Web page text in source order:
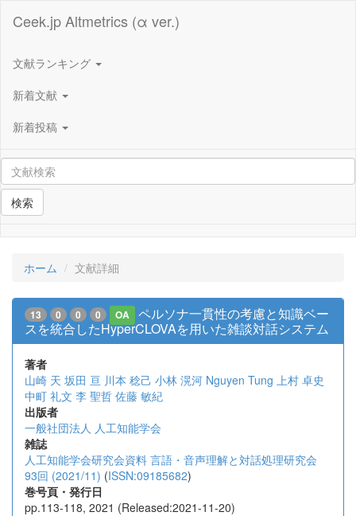
Ceek.jp Altmetrics (α ver.)
文献ランキング
新着文献
新着投稿
検索
ホーム 文献詳細
13 0 0 0 OA
ペルソナ一貫性の考慮と知識ベー
スを統合したHyperCLOVAを用いた雑談対話システム
著者
山崎 天 坂田 亘 川本 稔己 小林 滉河 Nguyen Tung 上村 卓史
中町 礼文 李 聖哲 佐藤 敏紀
出版者
一般社団法人 人工知能学会
雑誌
人工知能学会研究会資料 言語・音声理解と対話処理研究会
93回 (2021/11) (ISSN:09185682)
巻号頁・発行日
pp.113-118, 2021 (Released:2021-11-20)